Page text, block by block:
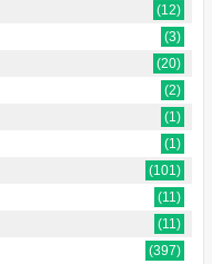
(12)
(3)
(20)
(2)
(1)
(1)
(101)
(11)
(11)
(397)